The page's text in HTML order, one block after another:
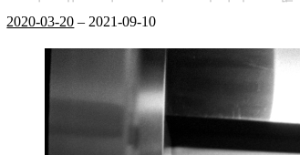
2020-03-20 – 2021-09-10